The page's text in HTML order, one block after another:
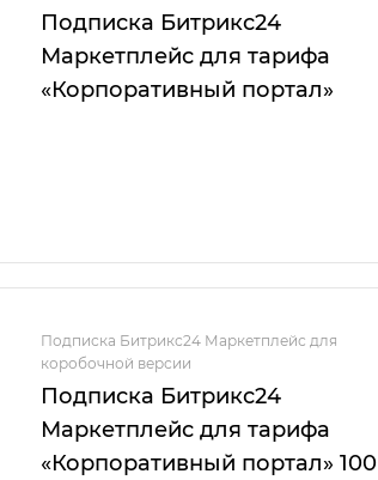
Подписка Битрикс24
Маркетплейс для тарифа
«Корпоративный портал»
Подписка Битрикс24 Маркетплейс для
коробочной версии
Подписка Битрикс24
Маркетплейс для тарифа
«Корпоративный портал» 100